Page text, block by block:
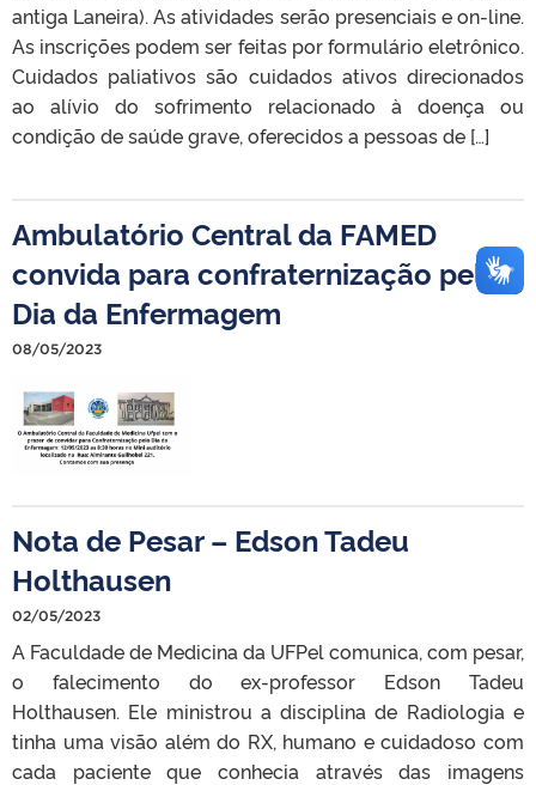
antiga Laneira). As atividades serão presenciais e on-line.
As inscrições podem ser feitas por formulário eletrônico.
Cuidados paliativos são cuidados ativos direcionados
ao alívio do sofrimento relacionado à doença ou
condição de saúde grave, oferecidos a pessoas de […]
Ambulatório Central da FAMED
convida para confraternização pelo
Dia da Enfermagem
08/05/2023
Nota de Pesar – Edson Tadeu
Holthausen
02/05/2023
A Faculdade de Medicina da UFPel comunica, com pesar,
o falecimento do ex-professor Edson Tadeu
Holthausen. Ele ministrou a disciplina de Radiologia e
tinha uma visão além do RX, humano e cuidadoso com
cada paciente que conhecia através das imagens